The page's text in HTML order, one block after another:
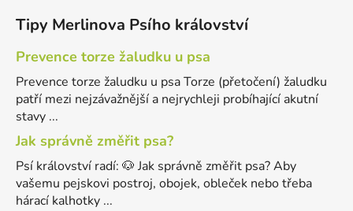
Tipy Merlinova Psího království
Prevence torze žaludku u psa
Prevence torze žaludku u psa Torze (přetočení) žaludku
patří mezi nejzávažnější a nejrychleji probíhající akutní
stavy ...
Jak správně změřit psa?
Psí království radí: 🐶 Jak správně změřit psa? Aby
vašemu pejskovi postroj, obojek, obleček nebo třeba
hárací kalhotky ...